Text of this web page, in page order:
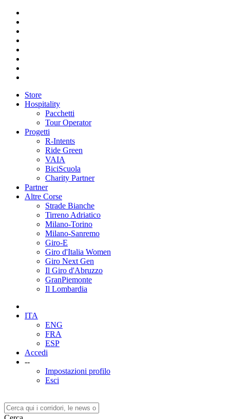
Store
Hospitality
Pacchetti
Tour Operator
Progetti
R-Intents
Ride Green
VAIA
BiciScuola
Charity Partner
Partner
Altre Corse
Strade Bianche
Tirreno Adriatico
Milano-Torino
Milano-Sanremo
Giro-E
Giro d'Italia Women
Giro Next Gen
Il Giro d'Abruzzo
GranPiemonte
Il Lombardia
ITA
ENG
FRA
ESP
Accedi
--
Impostazioni profilo
Esci